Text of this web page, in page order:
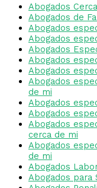
Abogados
Abogados de
Abogados
Abogados
Abogados
Abogados
Abogados
Abogados
de mi
Abogados
Abogados
Abogados
cerca de mi
Abogados
de mi
Abogados
Abogados para